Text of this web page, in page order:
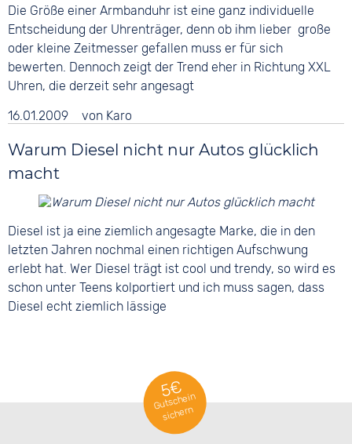
Die Größe einer Armbanduhr ist eine ganz individuelle
Entscheidung der Uhrenträger, denn ob ihm lieber große
oder kleine Zeitmesser gefallen muss er für sich
bewerten. Dennoch zeigt der Trend eher in Richtung XXL
Uhren, die derzeit sehr angesagt
16.01.2009
von Karo
Warum Diesel nicht nur Autos glücklich
macht
Diesel ist ja eine ziemlich angesagte Marke, die in den
letzten Jahren nochmal einen richtigen Aufschwung
erlebt hat. Wer Diesel trägt ist cool und trendy, so wird es
schon unter Teens kolportiert und ich muss sagen, dass
Diesel echt ziemlich lässige
5€
Gutschein
sichern